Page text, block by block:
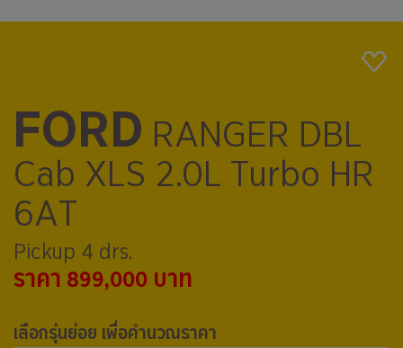
FORD RANGER DBL
Cab XLS 2.0L Turbo HR
6AT
Pickup 4 drs.
ราคา 899,000 บาท
เลือกรุ่นย่อย เพื่อคำนวณราคา